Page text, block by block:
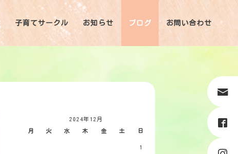
子育てサークル お知らせ ブログ お問い合わせ
2024年12月
月 火 水 木 金 土 日
1